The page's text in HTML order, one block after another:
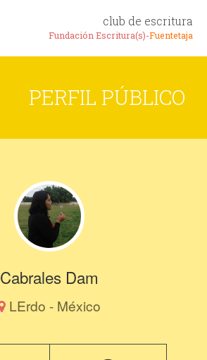
club de escritura
Fundación Escritura(s)-Fuentetaja
PERFIL PÚBLICO
Cabrales Dam
LErdo - México